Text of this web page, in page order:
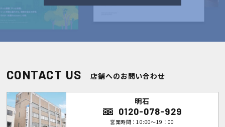
CONTACT US 店舗へのお問い合わせ
明石
0120-078-929
営業時間：10:00～19：00